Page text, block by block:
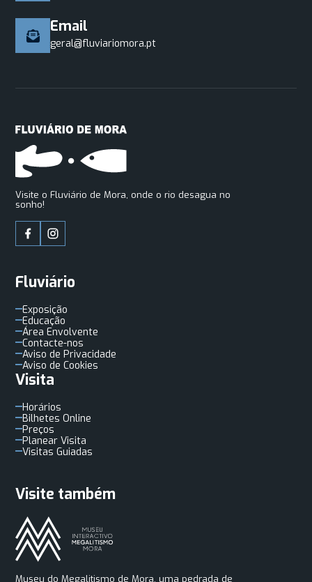
Email
geral@fluviariomora.pt
Visite o Fluviário de Mora, onde o rio desagua no
sonho!
Fluviário
Exposição
Educação
Área Envolvente
Contacte-nos
Aviso de Privacidade
Aviso de Cookies
Visita
Horários
Bilhetes Online
Preços
Planear Visita
Visitas Guiadas
Visite também
Museu do Megalitismo de Mora, uma pedrada de